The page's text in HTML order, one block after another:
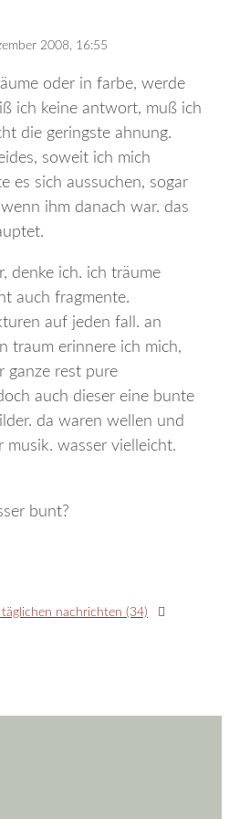
2008, 16:55
oder in farbe, werde
ich keine antwort, muß ich
die geringste ahnung.
soweit ich mich
es sich aussuchen, sogar
ihm danach war. das
denke ich. ich träume
auch fragmente.
auf jeden fall. an
traum erinnere ich mich,
ganze rest pure
auch dieser eine bunte
da waren wellen und
musik. wasser vielleicht.
bunt?
nachrichten (34)